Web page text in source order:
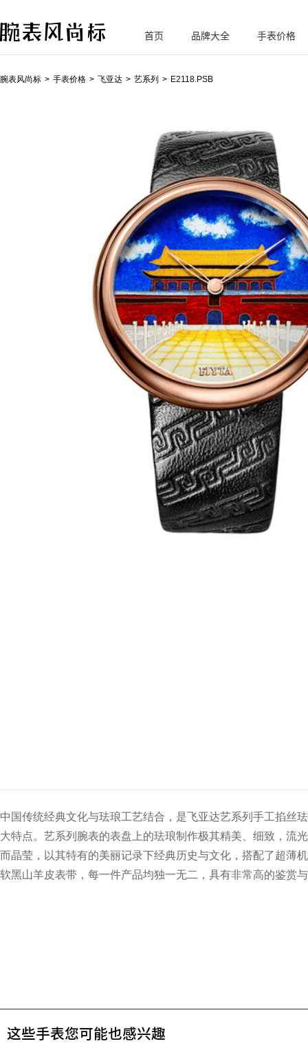
腕
首页 品牌大全 手表价格
腕表风尚标 手表价格 飞亚达 艺系列 E2118.PSB
中国传统经典文化与珐琅工艺结合，是飞亚达艺系列手工掐丝
大特点。艺系列腕表的表盘上的珐琅制作极其精美、细致，流
而晶莹，以其特有的美丽记录下经典历史与文化，搭配了超薄
软黑山羊皮表带，每一件产品均独一无二，具有非常高的鉴赏
这些手表您可能也感兴趣